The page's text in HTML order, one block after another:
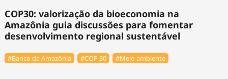
COP30: valorização da bioeconomia na
Amazônia guia discussões para fomentar
desenvolvimento regional sustentável
#Banco da Amazônia #COP 30 #Meio ambiente